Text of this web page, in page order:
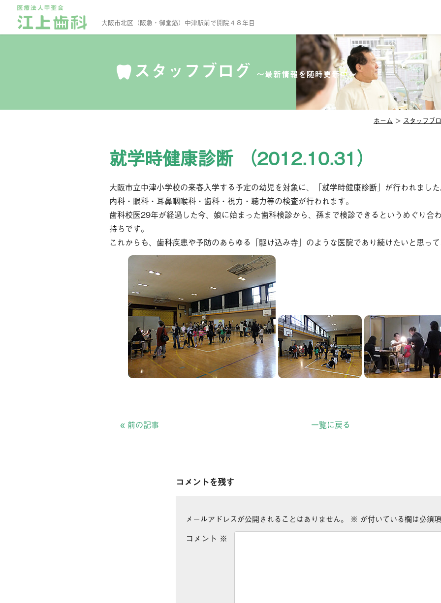
大阪市北区（阪急・御堂筋）中津駅前で開院４８年目
当
そ
お
スタッフブログ 〜最新情報を随時更新中〜
ホーム ＞ スタッフブ
就学時健康診断 （2012.10.31）
大阪市立中津小学校の来春入学する予定の幼児を対象に、「就学時健康診断」が行われまし
内科・眼科・耳鼻咽喉科・歯科・視力・聴力等の検査が行われます。
歯科校医29年が経過した今、娘に始まった歯科検診から、孫まで検診できるというめぐり合
持ちです。
これからも、歯科疾患や予防のあらゆる「駆け込み寺」のような医院であり続けたいと思っ
« 前の記事 一覧に戻る
コメントを残す
メールアドレスが公開されることはありません。 ※ が付いている欄は必須
コメント ※